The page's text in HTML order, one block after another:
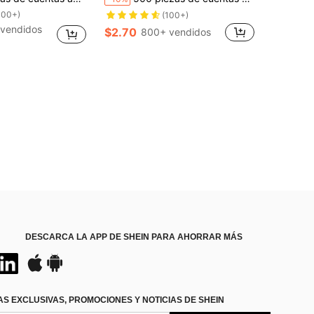
(100+)
$2.70 800+ vendidos
DESCARCA LA APP DE SHEIN PARA AHORRAR MÁS
EXCLUSIVAS, PROMOCIONES Y NOTICIAS DE SHEIN